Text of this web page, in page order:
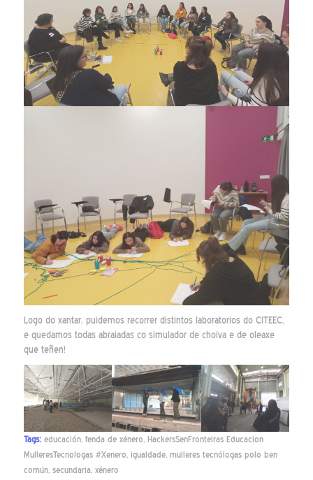
Logo do xantar, puidemos recorrer distintos laboratorios do CITEEC,
e quedamos todas abraiadas co simulador de choiva e de oleaxe
que teñen!
Tags: educación, fenda de xénero HackersSenFronteiras Educacion
MulleresTecnologas #Xenero igualdade, mulleres tecnólogas polo ben
común, secundaria, xénero